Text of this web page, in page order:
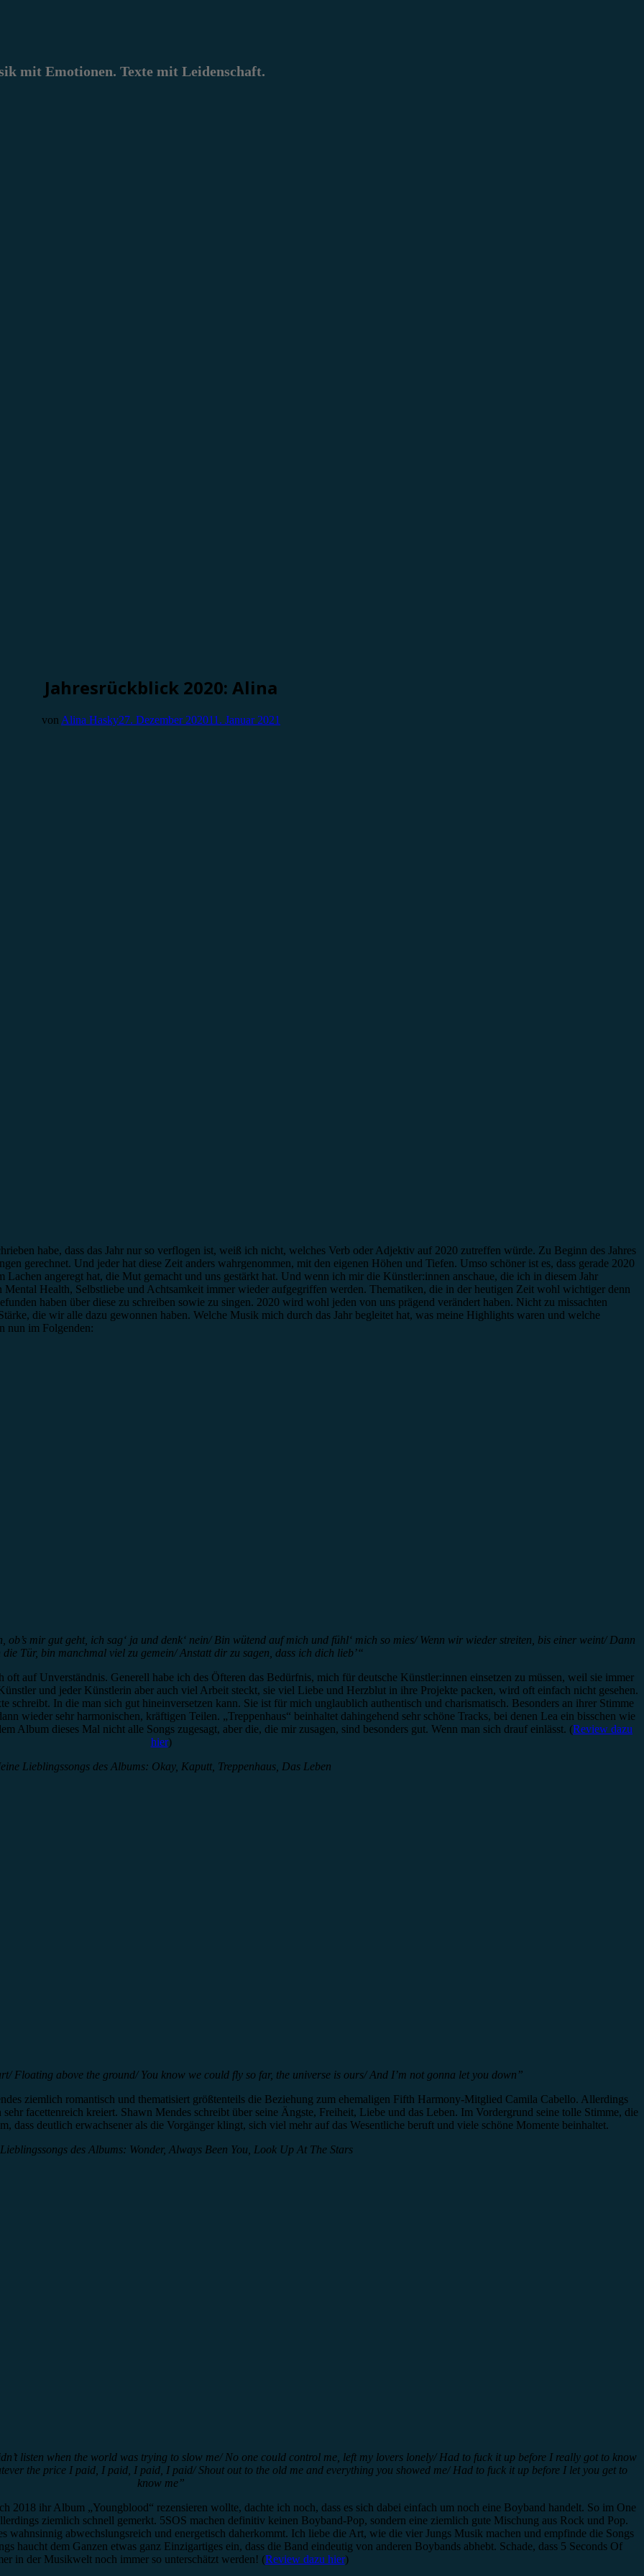
mit Emotionen. Texte mit Leidenschaft.
Jahresrückblick 2020: Alina
von Alina Hasky27. Dezember 202011. Januar 2021
habe, dass das Jahr nur so verflogen ist, weiß ich nicht, welches Verb oder Adjektiv auf 2020 zutreffen würde. Zu Beginn des Jahres
gerechnet. Und jeder hat diese Zeit anders wahrgenommen, mit den eigenen Höhen und Tiefen. Umso schöner ist es, dass gerade 2020
angeregt hat, die Mut gemacht und uns gestärkt hat. Und wenn ich mir die Künstler:innen anschaue, die ich in diesem Jahr
Health, Selbstliebe und Achtsamkeit immer wieder aufgegriffen werden. Thematiken, die in der heutigen Zeit wohl wichtiger denn
haben über diese zu schreiben sowie zu singen. 2020 wird wohl jeden von uns prägend verändert haben. Nicht zu missachten
die wir alle dazu gewonnen haben. Welche Musik mich durch das Jahr begleitet hat, was meine Highlights waren und welche
nun im Folgenden:
ob’s mir gut geht, ich sag‘ ja und denk‘ nein/ Bin wütend auf mich und fühl‘ mich so mies/ Wenn wir wieder streiten, bis einer weint/ Dann
die Tür, bin manchmal viel zu gemein/ Anstatt dir zu sagen, dass ich dich lieb’“
auf Unverständnis. Generell habe ich des Öfteren das Bedürfnis, mich für deutsche Künstler:innen einsetzen zu müssen, weil sie immer
und jeder Künstlerin aber auch viel Arbeit steckt, sie viel Liebe und Herzblut in ihre Projekte packen, wird oft einfach nicht gesehen.
schreibt. In die man sich gut hineinversetzen kann. Sie ist für mich unglaublich authentisch und charismatisch. Besonders an ihrer Stimme
wieder sehr harmonischen, kräftigen Teilen. „Treppenhaus“ beinhaltet dahingehend sehr schöne Tracks, bei denen Lea ein bisschen wie
Album dieses Mal nicht alle Songs zugesagt, aber die, die mir zusagen, sind besonders gut. Wenn man sich drauf einlässt. (Review dazu
hier)
Lieblingssongs des Albums: Okay, Kaputt, Treppenhaus, Das Leben
Floating above the ground/ You know we could fly so far, the universe is ours/ And I’m not gonna let you down”
ziemlich romantisch und thematisiert größtenteils die Beziehung zum ehemaligen Fifth Harmony-Mitglied Camila Cabello. Allerdings
facettenreich kreiert. Shawn Mendes schreibt über seine Ängste, Freiheit, Liebe und das Leben. Im Vordergrund seine tolle Stimme, die
dass deutlich erwachsener als die Vorgänger klingt, sich viel mehr auf das Wesentliche beruft und viele schöne Momente beinhaltet.
des Albums: Wonder, Always Been You, Look Up At The Stars
listen when the world was trying to slow me/ No one could control me, left my lovers lonely/ Had to fuck it up before I really got to know
the price I paid, I paid, I paid, I paid/ Shout out to the old me and everything you showed me/ Had to fuck it up before I let you get to
know me”
2018 ihr Album „Youngblood“ rezensieren wollte, dachte ich noch, dass es sich dabei einfach um noch eine Boyband handelt. So im One
ziemlich schnell gemerkt. 5SOS machen definitiv keinen Boyband-Pop, sondern eine ziemlich gute Mischung aus Rock und Pop.
wahnsinnig abwechslungsreich und energetisch daherkommt. Ich liebe die Art, wie die vier Jungs Musik machen und empfinde die Songs
haucht dem Ganzen etwas ganz Einzigartiges ein, dass die Band eindeutig von anderen Boybands abhebt. Schade, dass 5 Seconds Of
in der Musikwelt noch immer so unterschätzt werden! (Review dazu hier)